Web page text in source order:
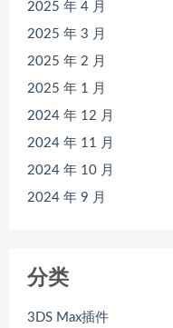
2025 年 4 月
2025 年 3 月
2025 年 2 月
2025 年 1 月
2024 年 12 月
2024 年 11 月
2024 年 10 月
2024 年 9 月
分类
3DS Max插件